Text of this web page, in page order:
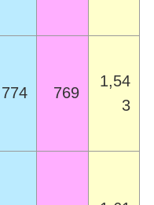
774 769
1,54
3